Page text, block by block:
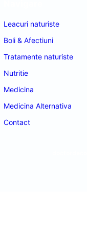
Leacuri naturiste
Boli & Afectiuni
Tratamente naturiste
Nutritie
Medicina
Medicina Alternativa
Contact